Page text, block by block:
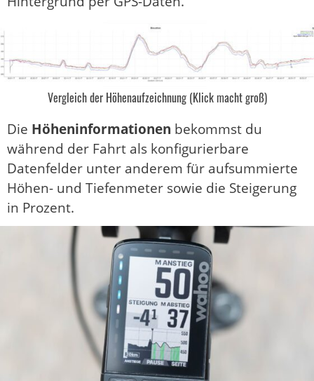
Vergleich der Höhenaufzeichnung (Klick macht groß)
Die Höheninformationen bekommst du
während der Fahrt als konfigurierbare
Datenfelder unter anderem für aufsummierte
Höhen- und Tiefenmeter sowie die Steigerung
in Prozent.